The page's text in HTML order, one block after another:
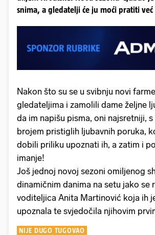
snima, a gledatelji će ju moći pratiti već
Nakon što su se u svibnju novi
gledateljima i zamolili dame željne
da im napišu pisma, oni najsretniji, s
brojem pristiglih ljubavnih poruka,
dobili priliku upoznati ih, a zatim i
imanje!
Još jednoj novoj sezoni omiljenog
dinamičnim danima na setu jako se
voditeljica Anita Martinović koja ih
upoznala te svjedočila njihovim
NIJE DUGO TUGOVAO